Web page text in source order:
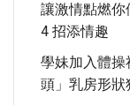
讓激情點燃
4 招添情趣
學妹加入體操
頭」乳房形狀